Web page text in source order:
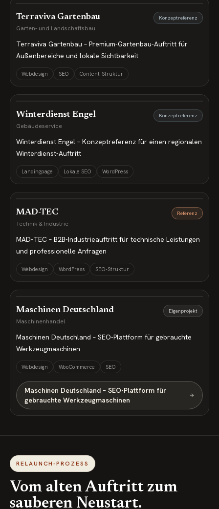
Terraviva Gartenbau
Garten- und Landschaftsbau
Konzeptreferenz
Terraviva Gartenbau – Premium-Gartenbau-Auftritt für
Außenbereiche und lokale Sichtbarkeit
Webdesign SEO Content-Struktur
Winterdienst Engel
Gebäudeservice
Konzeptreferenz
Winterdienst Engel – Konzeptreferenz für einen regionalen
Winterdienst-Auftritt
Landingpage Lokale SEO WordPress
MAD-TEC
Technik & Industrie
Referenz
MAD-TEC – B2B-Industrieauftritt für technische Leistungen
und professionelle Anfragen
Webdesign WordPress SEO-Struktur
Maschinen Deutschland
Maschinenhandel
Eigenprojekt
Maschinen Deutschland – SEO-Plattform für gebrauchte
Werkzeugmaschinen
Webdesign WooCommerce SEO
Maschinen Deutschland – SEO-Plattform für
gebrauchte Werkzeugmaschinen
RELAUNCH-PROZESS
Vom alten Auftritt zum
sauberen Neustart.